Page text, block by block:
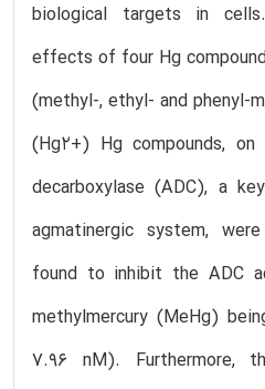
biological targets in
effects of four Hg
(methyl-, ethyl- and phenyl-
(Hg2+) Hg compounds,
decarboxylase (ADC), a
agmatinergic system,
found to inhibit the ADC
methylmercury (MeHg)
7.96 nM). Furthermore,